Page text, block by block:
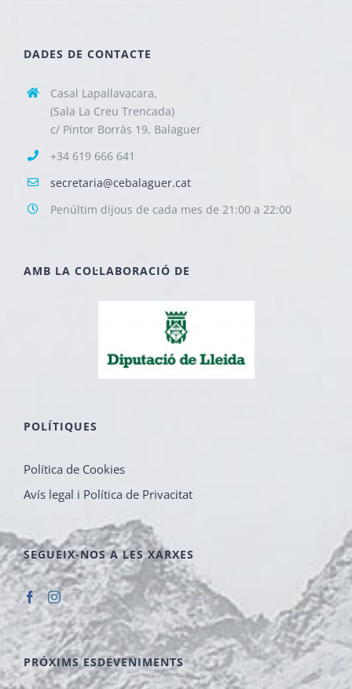
DADES DE CONTACTE
Casal Lapallavacara,
(Sala La Creu Trencada)
c/ Pintor Borràs 19, Balaguer
+34 619 666 641
secretaria@cebalaguer.cat
Penúltim dijous de cada mes de 21:00 a 22:00
AMB LA COL·LABORACIÓ DE
POLÍTIQUES
Política de Cookies
Avís legal i Política de Privacitat
SEGUEIX-NOS A LES XARXES
PRÓXIMS ESDEVENIMENTS